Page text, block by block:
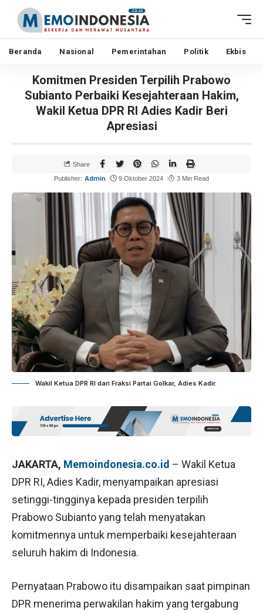
Beranda Nasional Pemerintahan Politik Ekbis
Komitmen Presiden Terpilih Prabowo
Subianto Perbaiki Kesejahteraan Hakim,
Wakil Ketua DPR RI Adies Kadir Beri
Apresiasi
Publisher: Admin 9 Oktober 2024 3 Min Read
Share
Wakil Ketua DPR RI dari Fraksi Partai Golkar, Adies Kadir.
JAKARTA, Memoindonesia.co.id – Wakil Ketua
DPR RI, Adies Kadir, menyampaikan apresiasi
setinggi-tingginya kepada presiden terpilih
Prabowo Subianto yang telah menyatakan
komitmennya untuk memperbaiki kesejahteraan
seluruh hakim di Indonesia.
Pernyataan Prabowo itu disampaikan saat pimpinan
DPR menerima perwakilan hakim yang tergabung